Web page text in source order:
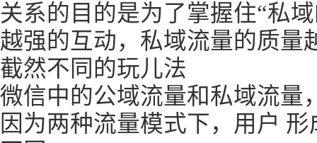
关系的目的是为了掌握住“私
越强的互动，私域流量的质量
截然不同的玩儿法
微信中的公域流量和私域流量
因为两种流量模式下，用户